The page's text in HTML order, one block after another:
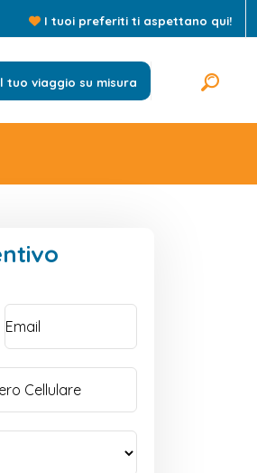
I tuoi preferiti ti aspettano qui!
tuo viaggio su misura